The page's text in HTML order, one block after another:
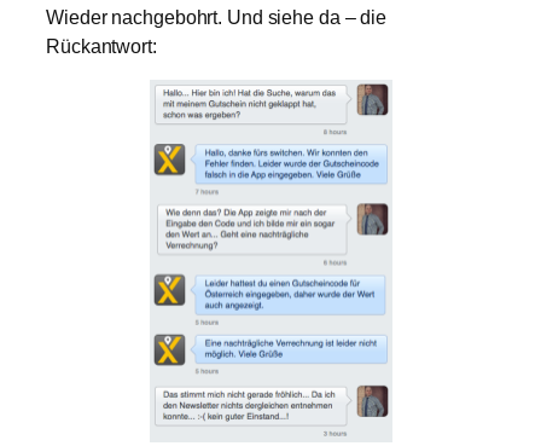
Wieder nachgebohrt. Und siehe da – die
Rückantwort: